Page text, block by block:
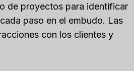
de proyectos para identificar
paso en el embudo. Las
con los clientes y